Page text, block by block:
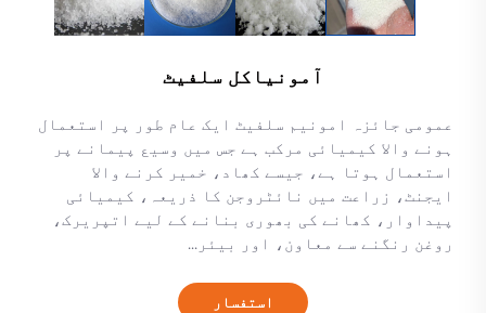
آمونیاکل سلفیٹ
عمومی جائزہ امونیم سلفیٹ ایک عام طور پر استعمال
ہونے والا کیمیائی مرکب ہے جس میں وسیع پیمانے پر
استعمال ہوتا ہے، جیسے کھاد، خمیر کرنے والا
ایجنٹ، زراعت میں نائٹروجن کا ذریعہ، کیمیائی
پیداوار، کھانے کی بھوری بنانے کے لیے اتپریرک،
روغن رنگنے سے معاون، اور بیئر...
استفسار